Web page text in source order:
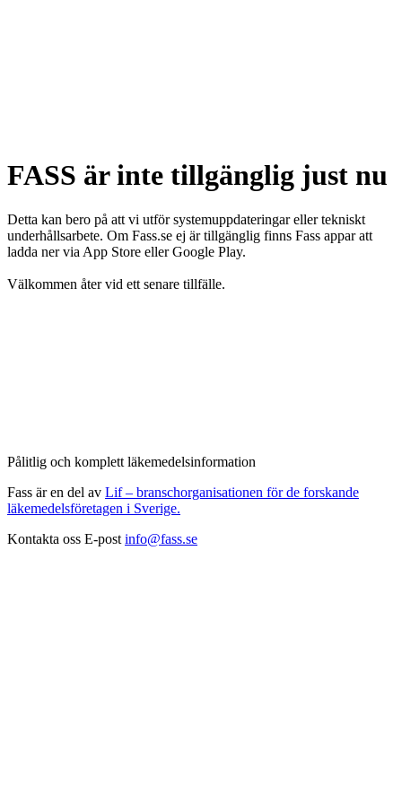
FASS är inte tillgänglig just nu
Detta kan bero på att vi utför systemuppdateringar eller tekniskt
underhållsarbete. Om Fass.se ej är tillgänglig finns Fass appar att
ladda ner via App Store eller Google Play.
Välkommen åter vid ett senare tillfälle.
Pålitlig och komplett läkemedelsinformation
Fass är en del av Lif – branschorganisationen för de forskande
läkemedelsföretagen i Sverige.
Kontakta oss E-post info@fass.se